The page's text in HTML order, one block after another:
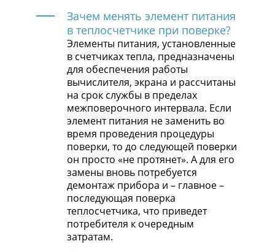
Зачем менять элемент питания
в теплосчетчике при поверке?
Элементы питания, установленные
в счетчиках тепла, предназначены
для обеспечения работы
вычислителя, экрана и рассчитаны
на срок службы в пределах
межповерочного интервала. Если
элемент питания не заменить во
время проведения процедуры
поверки, то до следующей поверки
он просто «не протянет». А для его
замены вновь потребуется
демонтаж прибора и – главное –
последующая поверка
теплосчетчика, что приведет
потребителя к очередным
затратам.